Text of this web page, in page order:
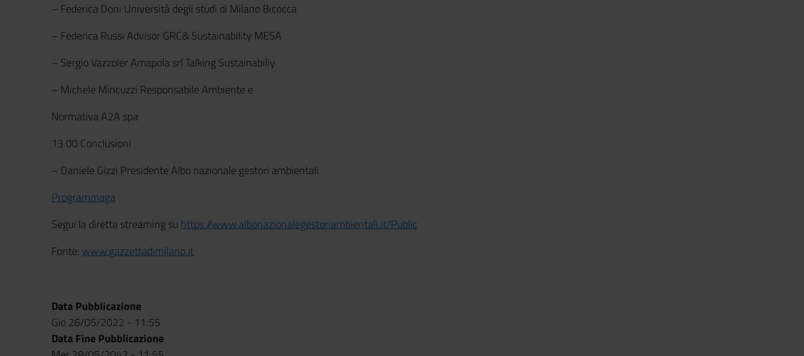
– Federica Doni Università degli studi di Milano Bicocca
– Federica Russi Advisor GRC& Sustainability MESA
– Sergio Vazzoler Amapola srl Talking Sustainabiliy
– Michele Mincuzzi Responsabile Ambiente e
Normativa A2A spa
13.00 Conclusioni
– Daniele Gizzi Presidente Albo nazionale gestori ambientali
Programmaga
Segui la diretta streaming su https://www.albonazionalegestoriambientali.it/Public
Fonte: www.gazzettadimilano.it
Data Pubblicazione
Gio 26/05/2022 - 11:55
Data Fine Pubblicazione